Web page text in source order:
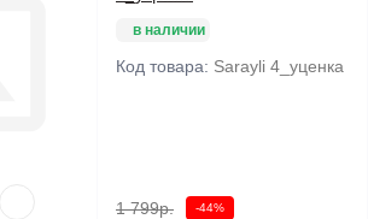
в наличии
Код товара: Sarayli 4_уценка
1 799р. -44%